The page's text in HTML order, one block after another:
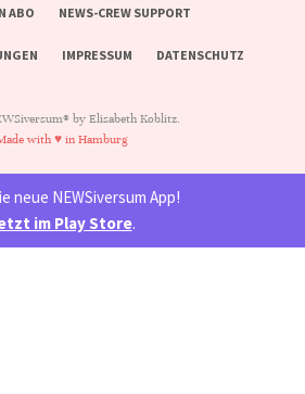
ABO NEWS-CREW SUPPORT
IMPRESSUM DATENSCHUTZ
by Elisabeth Koblitz.
with ♥ in Hamburg
neue NEWSiversum App!
im Play Store.